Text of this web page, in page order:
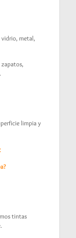
vidrio, metal,
limpia y
tintas